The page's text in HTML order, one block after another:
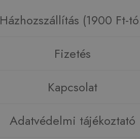
Házhozszállítás (1900 Ft-
Fizetés
Kapcsolat
Adatvédelmi tájékoztató